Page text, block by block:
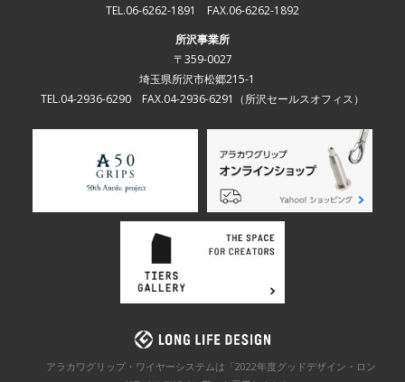
TEL.06-6262-1891 FAX.06-6262-1892
所沢事業所
〒359-0027
埼玉県所沢市松郷215-1
TEL.04-2936-6290 FAX.04-2936-6291 （所沢セールスオフィス）
アラカワグリップ・ワイヤーシステムは「2022年度グッドデザイン・ロン